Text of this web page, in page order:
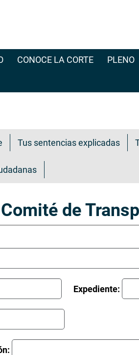
CONOCE LA CORTE PLENO
Tus sentencias explicadas
de
Expediente: